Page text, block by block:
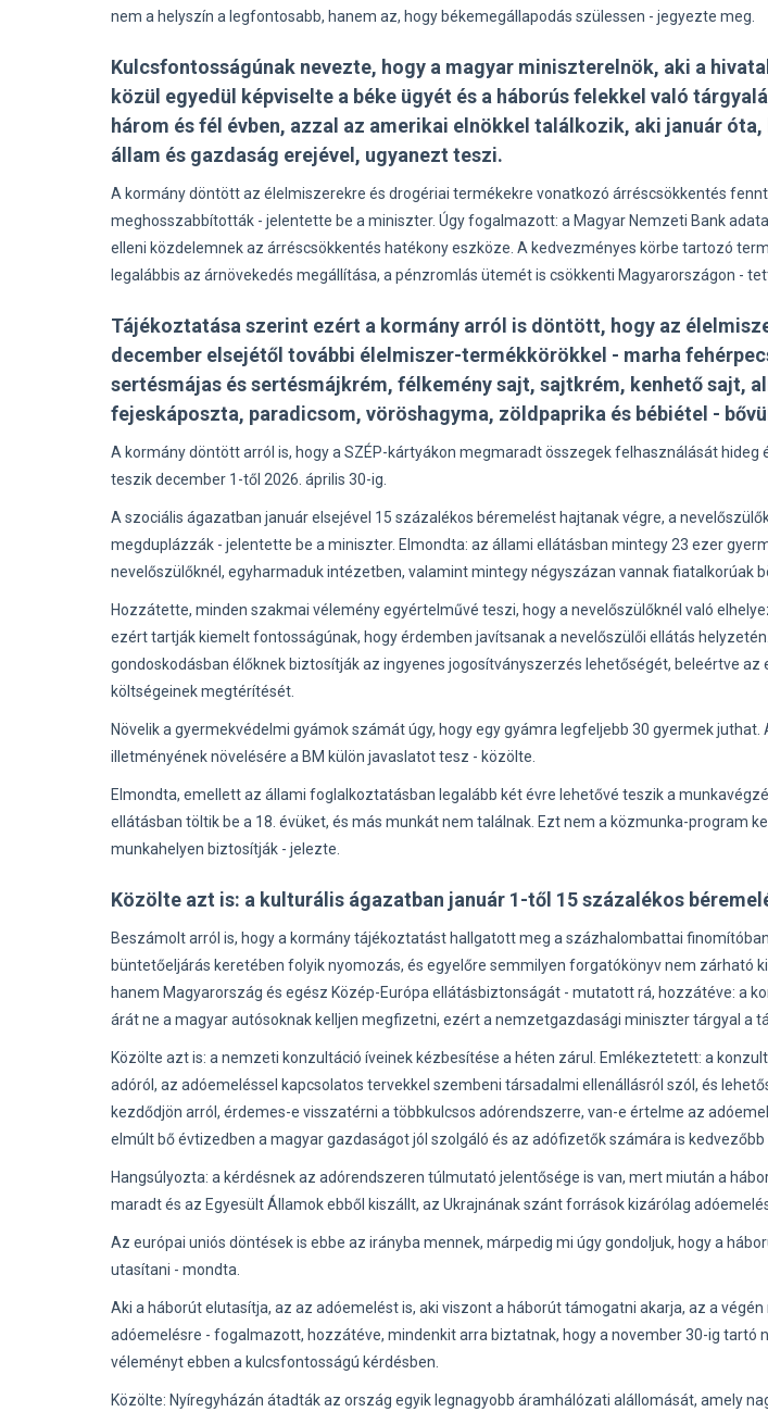
nem a helyszín a legfontosabb, hanem az, hogy békemegállapodás szülessen - jegyezte meg.
Kulcsfontosságúnak nevezte, hogy a magyar miniszterelnök, aki a
közül egyedül képviselte a béke ügyét és a háborús felekkel való
három és fél évben, azzal az amerikai elnökkel találkozik, aki január
állam és gazdaság erejével, ugyanezt teszi.
A kormány döntött az élelmiszerekre és drogériai termékekre vonatkozó árréscsökkentés
meghosszabbították - jelentette be a miniszter. Úgy fogalmazott: a Magyar Nemzeti Bank
elleni közdelemnek az árréscsökkentés hatékony eszköze. A kedvezményes körbe tartozó
legalábbis az árnövekedés megállítása, a pénzromlás ütemét is csökkenti Magyarországon -
Tájékoztatása szerint ezért a kormány arról is döntött, hogy az
december elsejétől további élelmiszer-termékkörökkel - marha
sertésmájas és sertésmájkrém, félkemény sajt, sajtkrém, kenhető sajt,
fejeskáposzta, paradicsom, vöröshagyma, zöldpaprika és bébiétel -
A kormány döntött arról is, hogy a SZÉP-kártyákon megmaradt összegek felhasználását hideg
teszik december 1-től 2026. április 30-ig.
A szociális ágazatban január elsejével 15 százalékos béremelést hajtanak végre, a
megduplázzák - jelentette be a miniszter. Elmondta: az állami ellátásban mintegy 23 ezer
nevelőszülőknél, egyharmaduk intézetben, valamint mintegy négyszázan vannak fiatalkorúak
Hozzátette, minden szakmai vélemény egyértelművé teszi, hogy a nevelőszülőknél való
ezért tartják kiemelt fontosságúnak, hogy érdemben javítsanak a nevelőszülői ellátás
gondoskodásban élőknek biztosítják az ingyenes jogosítványszerzés lehetőségét, beleértve az
költségeinek megtérítését.
Növelik a gyermekvédelmi gyámok számát úgy, hogy egy gyámra legfeljebb 30 gyermek
illetményének növelésére a BM külön javaslatot tesz - közölte.
Elmondta, emellett az állami foglalkoztatásban legalább két évre lehetővé teszik a
ellátásban töltik be a 18. évüket, és más munkát nem találnak. Ezt nem a közmunka-program
munkahelyen biztosítják - jelezte.
Közölte azt is: a kulturális ágazatban január 1-től 15 százalékos
Beszámolt arról is, hogy a kormány tájékoztatást hallgatott meg a százhalombattai
büntetőeljárás keretében folyik nyomozás, és egyelőre semmilyen forgatókönyv nem zárható
hanem Magyarország és egész Közép-Európa ellátásbiztonságát - mutatott rá, hozzátéve: a
árát ne a magyar autósoknak kelljen megfizetni, ezért a nemzetgazdasági miniszter tárgyal a
Közölte azt is: a nemzeti konzultáció íveinek kézbesítése a héten zárul. Emlékeztetett: a
adóról, az adóemeléssel kapcsolatos tervekkel szembeni társadalmi ellenállásról szól, és
kezdődjön arról, érdemes-e visszatérni a többkulcsos adórendszerre, van-e értelme az
elmúlt bő évtizedben a magyar gazdaságot jól szolgáló és az adófizetők számára is kedvezőbb
Hangsúlyozta: a kérdésnek az adórendszeren túlmutató jelentősége is van, mert miután a
maradt és az Egyesült Államok ebből kiszállt, az Ukrajnának szánt források kizárólag
Az európai uniós döntések is ebbe az irányba mennek, márpedig mi úgy gondoljuk, hogy a
utasítani - mondta.
Aki a háborút elutasítja, az az adóemelést is, aki viszont a háborút támogatni akarja, az a
adóemelésre - fogalmazott, hozzátéve, mindenkit arra biztatnak, hogy a november 30-ig tartó
véleményt ebben a kulcsfontosságú kérdésben.
Közölte: Nyíregyházán átadták az ország egyik legnagyobb áramhálózati alállomását, amely